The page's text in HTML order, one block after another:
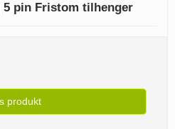
5 pin Fristom tilhenger
produkt